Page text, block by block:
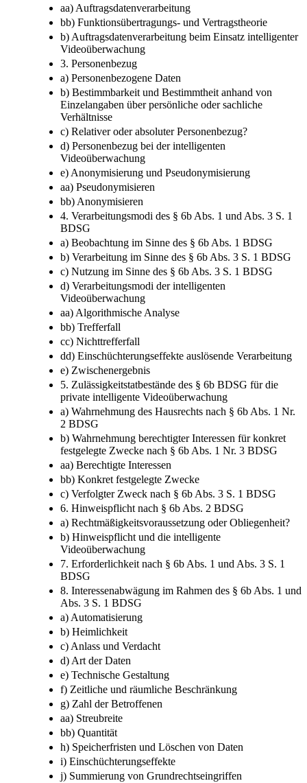
aa) Auftragsdatenverarbeitung
bb) Funktionsübertragungs- und Vertragstheorie
b) Auftragsdatenverarbeitung beim Einsatz intelligenter
Videoüberwachung
3. Personenbezug
a) Personenbezogene Daten
b) Bestimmbarkeit und Bestimmtheit anhand von
Einzelangaben über persönliche oder sachliche
Verhältnisse
c) Relativer oder absoluter Personenbezug?
d) Personenbezug bei der intelligenten
Videoüberwachung
e) Anonymisierung und Pseudonymisierung
aa) Pseudonymisieren
bb) Anonymisieren
4. Verarbeitungsmodi des § 6b Abs. 1 und Abs. 3 S. 1
BDSG
a) Beobachtung im Sinne des § 6b Abs. 1 BDSG
b) Verarbeitung im Sinne des § 6b Abs. 3 S. 1 BDSG
c) Nutzung im Sinne des § 6b Abs. 3 S. 1 BDSG
d) Verarbeitungsmodi der intelligenten
Videoüberwachung
aa) Algorithmische Analyse
bb) Trefferfall
cc) Nichttrefferfall
dd) Einschüchterungseffekte auslösende Verarbeitung
e) Zwischenergebnis
5. Zulässigkeitstatbestände des § 6b BDSG für die
private intelligente Videoüberwachung
a) Wahrnehmung des Hausrechts nach § 6b Abs. 1 Nr.
2 BDSG
b) Wahrnehmung berechtigter Interessen für konkret
festgelegte Zwecke nach § 6b Abs. 1 Nr. 3 BDSG
aa) Berechtigte Interessen
bb) Konkret festgelegte Zwecke
c) Verfolgter Zweck nach § 6b Abs. 3 S. 1 BDSG
6. Hinweispflicht nach § 6b Abs. 2 BDSG
a) Rechtmäßigkeitsvoraussetzung oder Obliegenheit?
b) Hinweispflicht und die intelligente
Videoüberwachung
7. Erforderlichkeit nach § 6b Abs. 1 und Abs. 3 S. 1
BDSG
8. Interessenabwägung im Rahmen des § 6b Abs. 1 und
Abs. 3 S. 1 BDSG
a) Automatisierung
b) Heimlichkeit
c) Anlass und Verdacht
d) Art der Daten
e) Technische Gestaltung
f) Zeitliche und räumliche Beschränkung
g) Zahl der Betroffenen
aa) Streubreite
bb) Quantität
h) Speicherfristen und Löschen von Daten
i) Einschüchterungseffekte
j) Summierung von Grundrechtseingriffen